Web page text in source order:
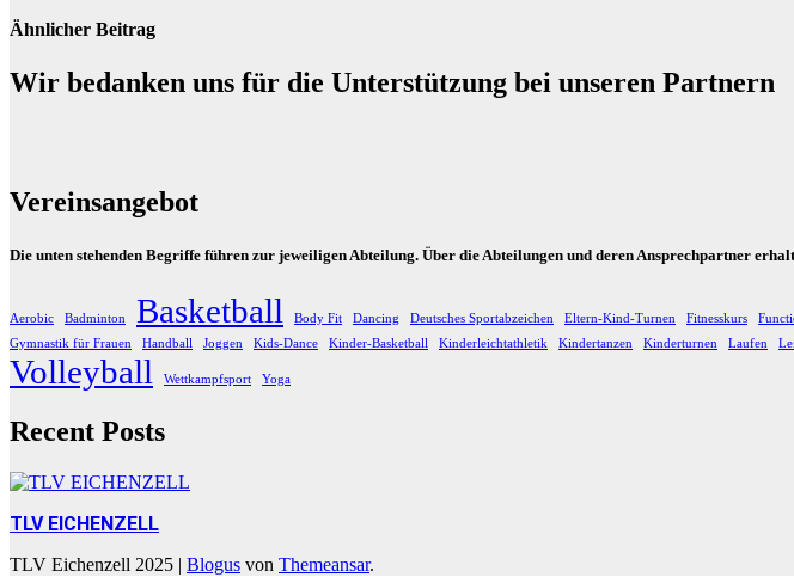
Ähnlicher Beitrag
Wir bedanken uns für die Unterstützung bei unseren Partnern
Vereinsangebot
Die unten stehenden Begriffe führen zur jeweiligen Abteilung. Über die Abteilungen und deren Ansprechpartner
Aerobic Badminton Basketball Body Fit Dancing Deutsches Sportabzeichen Eltern-Kind-Turnen Fitnesskurs
Gymnastik für Frauen
Handball Joggen Kids-Dance Kinder-Basketball Kinderleichtathletik Kindertanzen Kinderturnen Laufen
Volleyball Wettkampfsport Yoga
Recent Posts
TLV EICHENZELL
TLV Eichenzell 2025 | Blogus von Themeansar.